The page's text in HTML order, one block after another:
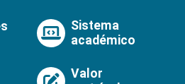
Sistema
académico
Valor